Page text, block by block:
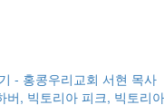
- 홍콩우리교회 서현 목사
버, 빅토리아 피크, 빅토리